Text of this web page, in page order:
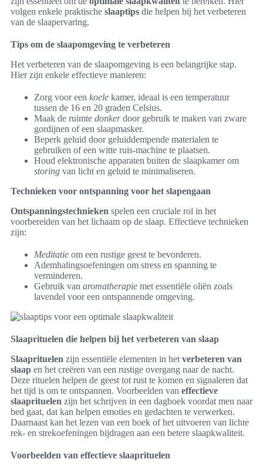
volgen enkele praktische slaaptips die helpen bij het verbeteren
van de slaapervaring.
Tips om de slaapomgeving te verbeteren
Het verbeteren van de slaapomgeving is een belangrijke stap.
Hier zijn enkele effectieve manieren:
Zorg voor een koele kamer, ideaal is een temperatuur
tussen de 16 en 20 graden Celsius.
Maak de ruimte donkerdoor gebruik te maken van zware
gordijnen of een slaapmasker.
Beperk geluid door geluiddempende materialen te
gebruiken of een witte ruis-machine te plaatsen.
Houd elektronische apparaten buiten de slaapkamer om
storing van licht en geluid te minimaliseren.
Technieken voor ontspanning voor het slapengaan
Ontspanningstechnieken spelen een cruciale rol in het
voorbereiden van het lichaam op de slaap. Effectieve technieken
zijn:
Meditatie om een rustige geest te bevorderen.
Ademhalingsoefeningen om stress en spanning te
verminderen.
Gebruik van aromatherapie met essentiële oliën zoals
lavendel voor een ontspannende omgeving.
Slaaprituelen die helpen bij het verbeteren van slaap
Slaaprituelen zijn essentiële elementen in het verbeteren van
slaap en het creëren van een rustige overgang naar de nacht.
Deze rituelen helpen de geest tot rust te komen en signaleren dat
het tijd is om te ontspannen. Voorbeelden van effectieve
slaaprituelen zijn het schrijven in een dagboek voordat men naar
bed gaat, dat kan helpen emoties en gedachten te verwerken.
Daarnaast kan het lezen van een boek of het uitvoeren van lichte
rek- en strekoefeningen bijdragen aan een betere slaapkwaliteit.
Voorbeelden van effectieve slaaprituelen